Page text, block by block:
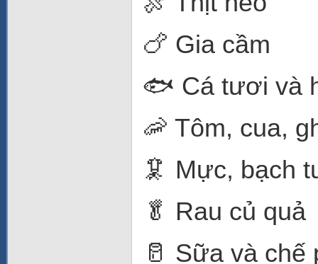
🍗 Gia cầm
🐟 Cá tươi và
🦐 Tôm, cua,
🦑 Mực, bạch
🥬 Rau củ quả
🥛 Sữa và